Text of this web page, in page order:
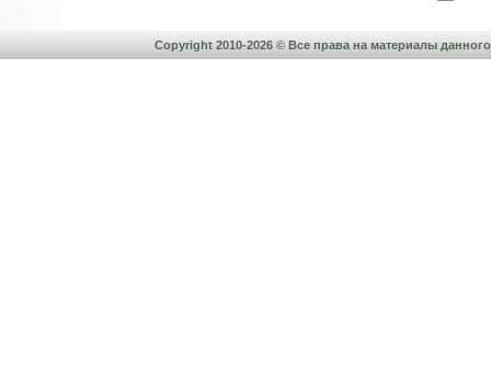
Copyright 2010-2026 © Все права на материалы